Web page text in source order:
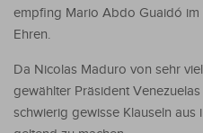
empfing Mario Abdo Guaidó im
Ehren.
Da Nicolas Maduro von sehr
gewählter Präsident
schwierig gewisse Klauseln aus